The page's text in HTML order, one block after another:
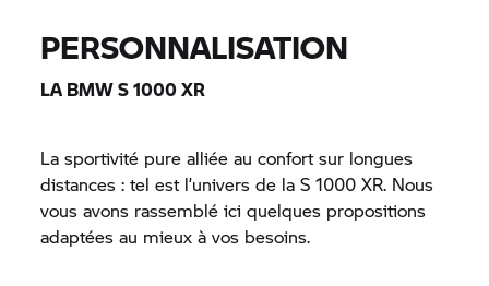
PERSONNALISATION
LA BMWS 1000 XR
La sportivité pure alliée au confort sur longues
distances : tel est l’univers de laS 1000 XR. Nous
vous avons rassemblé ici quelques propositions
adaptées au mieux à vos besoins.